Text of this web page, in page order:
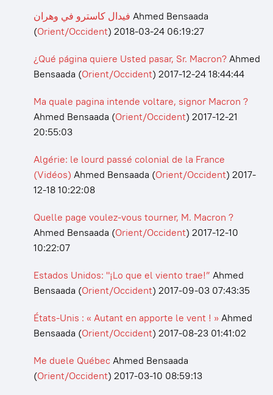
فيدال كاسترو في وهران Ahmed Bensaada
(Orient/Occident) 2018-03-24 06:19:27
¿Qué página quiere Usted pasar, Sr. Macron?Ahmed
Bensaada (Orient/Occident) 2017-12-24 18:44:44
Ma quale pagina intende voltare, signor Macron ?
Ahmed Bensaada (Orient/Occident) 2017-12-21
20:55:03
Algérie: le lourd passé colonial de la France
(Vidéos) Ahmed Bensaada (Orient/Occident) 2017-
12-18 10:22:08
Quelle page voulez-vous tourner, M. Macron ?
Ahmed Bensaada (Orient/Occident) 2017-12-10
10:22:07
Estados Unidos: "¡Lo que el viento trae!” Ahmed
Bensaada (Orient/Occident) 2017-09-03 07:43:35
États-Unis : « Autant en apporte le vent ! » Ahmed
Bensaada (Orient/Occident) 2017-08-23 01:41:02
Me duele QuébecAhmed Bensaada
(Orient/Occident) 2017-03-10 08:59:13